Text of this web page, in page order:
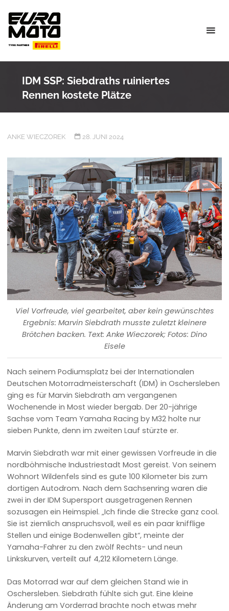
content
IDM SSP: Siebdraths ruiniertes
Rennen kostete Plätze
ANKE WIECZOREK 28. JUNI 2024
Viel Vorfreude, viel gearbeitet, aber kein gewünschtes
Ergebnis: Marvin Siebdrath musste zuletzt kleinere
Brötchen backen. Text: Anke Wieczorek; Fotos: Dino
Eisele
Nach seinem Podiumsplatz bei der Internationalen
Deutschen Motorradmeisterschaft (IDM) in Oschersleben
ging es für Marvin Siebdrath am vergangenen
Wochenende in Most wieder bergab. Der 20-jährige
Sachse vom Team Yamaha Racing by M32 holte nur
sieben Punkte, denn im zweiten Lauf stürzte er.
Marvin Siebdrath war mit einer gewissen Vorfreude in die
nordböhmische Industriestadt Most gereist. Von seinem
Wohnort Wildenfels sind es gute 100 Kilometer bis zum
dortigen Autodrom. Nach dem Sachsenring waren die
zwei in der IDM Supersport ausgetragenen Rennen
sozusagen ein Heimspiel. „Ich finde die Strecke ganz cool.
Sie ist ziemlich anspruchsvoll, weil es ein paar knifflige
Stellen und einige Bodenwellen gibt“, meinte der
Yamaha-Fahrer zu den zwölf Rechts- und neun
Linkskurven, verteilt auf 4,212 Kilometern Länge.
Das Motorrad war auf dem gleichen Stand wie in
Oschersleben. Siebdrath fühlte sich gut. Eine kleine
Änderung am Vorderrad brachte noch etwas mehr